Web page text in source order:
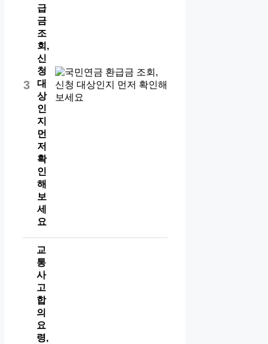
3
급
금
조
회,
신
청
대
상
인
지
먼
저
확
인
해
보
세
요
교
통
사
고
합
의
요
령,